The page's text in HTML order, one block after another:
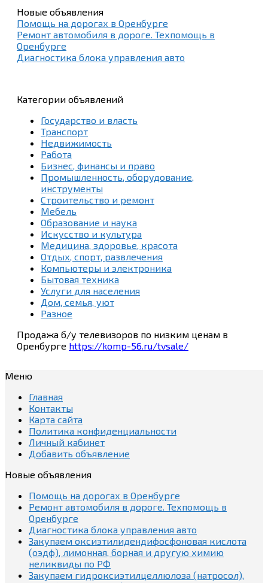
Новые объявления
Помощь на дорогах в Оренбурге
Ремонт автомобиля в дороге. Техпомощь в
Оренбурге
Диагностика блока управления авто
Категории объявлений
Государство и власть
Транспорт
Недвижимость
Работа
Бизнес, финансы и право
Промышленность, оборудование,
инструменты
Строительство и ремонт
Мебель
Образование и наука
Искусство и культура
Медицина, здоровье, красота
Отдых, спорт, развлечения
Компьютеры и электроника
Бытовая техника
Услуги для населения
Дом, семья, уют
Разное
Продажа б/у телевизоров по низким ценам в
Оренбурге https://komp-56.ru/tvsale/
Меню
Главная
Контакты
Карта сайта
Политика конфиденциальности
Личный кабинет
Добавить объявление
Новые объявления
Помощь на дорогах в Оренбурге
Ремонт автомобиля в дороге. Техпомощь в
Оренбурге
Диагностика блока управления авто
Закупаем оксиэтилидендифосфоновая кислота
(оэдф), лимонная, борная и другую химию
неликвиды по РФ
Закупаем гидроксиэтилцеллюлоза (натросол),